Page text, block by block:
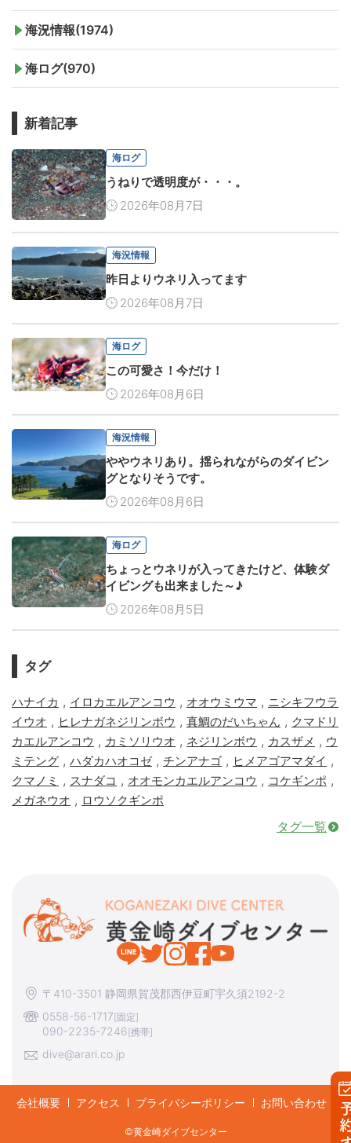
海況情報(1974)
海ログ(970)
新着記事
海ログ
うねりで透明度が・・・。
2026年08月7日
海況情報
昨日よりウネリ入ってます
2026年08月7日
海ログ
この可愛さ！今だけ！
2026年08月6日
海況情報
ややウネリあり。揺られながらのダイビン
グとなりそうです。
2026年08月6日
海ログ
ちょっとウネリが入ってきたけど、体験ダ
イビングも出来ました～♪
2026年08月5日
タグ
ハナイカ , イロカエルアンコウ , オオウミウマ , ニシキフウラ
イウオ , ヒレナガネジリンボウ , 真鯛のだいちゃん , クマドリ
カエルアンコウ , カミソリウオ , ネジリンボウ , カスザメ , ウ
ミテング , ハダカハオコゼ, チンアナゴ , ヒメアゴアマダイ ,
クマノミ , スナダコ , オオモンカエルアンコウ , コケギンポ ,
メガネウオ , ロウソクギンポ
タグ一覧
〒410-3501 静岡県賀茂郡西伊豆町宇久須2192-2
0558-56-1717[固定]
090-2235-7246[携帯]
dive@arari.co.jp
会社概要 アクセス プライバシーポリシー お問い合わせ
©︎黄金崎ダイブセンター